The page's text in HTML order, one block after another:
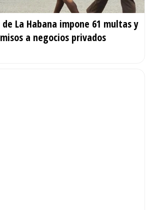
La Habana impone 61 multas y
a negocios privados